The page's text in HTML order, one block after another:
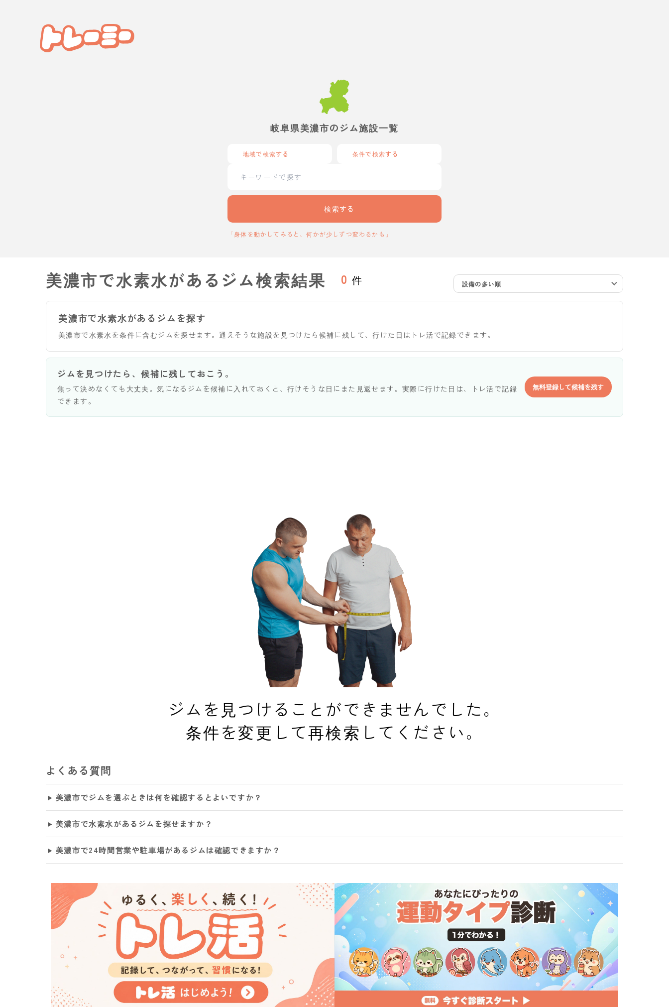
岐阜県美濃市のジム施設一覧
地域で検索する 条件で検索する
検索する
「身体を動かしてみると、何かが少しずつ変わるかも」
美濃市で水素水があるジム検索結果 0 件 設備の多い順
美濃市で水素水があるジムを探す
美濃市で水素水を条件に含むジムを探せます。通えそうな施設を見つけたら候補に残して、行けた日はトレ活で記録できます。
ジムを見つけたら、候補に残しておこう。
焦って決めなくても大丈夫。気になるジムを候補に入れておくと、行けそうな日にまた見返せます。実際に行けた日は、トレ活で記録
できます。
無料登録して候補を残す
ジムを見つけることができませんでした。
条件を変更して再検索してください。
よくある質問
美濃市でジムを選ぶときは何を確認するとよいですか？
美濃市で水素水があるジムを探せますか？
美濃市で24時間営業や駐車場があるジムは確認できますか？